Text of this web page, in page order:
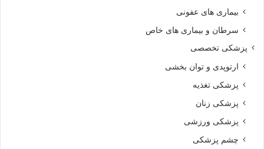
بیماری های عفونی
سرطان و بیماری های خاص
پزشکی تخصصی
ارتوپدی و توان بخشی
پزشکی تغذیه
پزشکی زنان
پزشکی ورزشی
چشم پزشکی